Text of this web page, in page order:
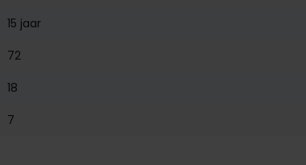
15 jaar
72
18
7